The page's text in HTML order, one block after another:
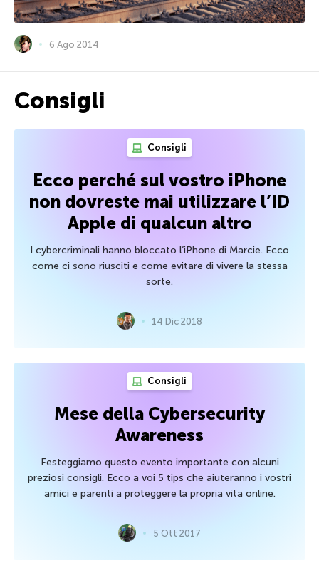
6 Ago 2014
Consigli
Consigli
Ecco perché sul vostro iPhone
non dovreste mai utilizzare l’ID
Apple di qualcun altro
I cybercriminali hanno bloccato l’iPhone di Marcie. Ecco
come ci sono riusciti e come evitare di vivere la stessa
sorte.
14 Dic 2018
Consigli
Mese della Cybersecurity
Awareness
Festeggiamo questo evento importante con alcuni
preziosi consigli. Ecco a voi 5 tips che aiuteranno i vostri
amici e parenti a proteggere la propria vita online.
5 Ott 2017